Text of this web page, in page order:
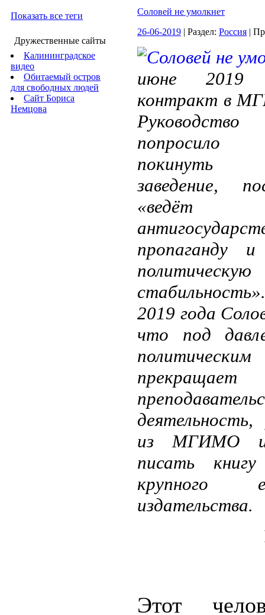
Показать все теги
Дружественные сайты
Калининградское
видео
Обитаемый остров
для свободных людей
Сайт Бориса
Немцова
Соловей не умолкнет
26-06-2019 | Раздел: Россия |
июне 2019
контракт в
попросило
покинуть
заведение,
«ведёт
пропаганду
политическую
2019 года
что под
прекращает
деятельность,
из МГИМО и
писать
крупного
издательства.
Этот